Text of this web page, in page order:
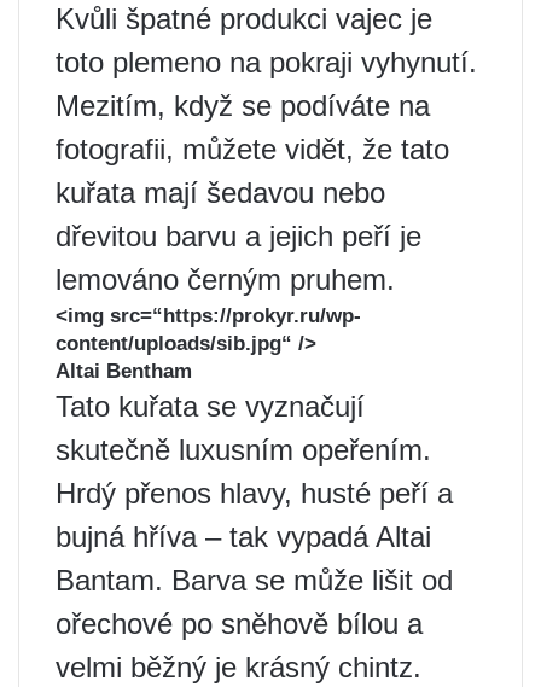
Kvůli špatné produkci vajec je
toto plemeno na pokraji vyhynutí.
Mezitím, když se podíváte na
fotografii, můžete vidět, že tato
kuřata mají šedavou nebo
dřevitou barvu a jejich peří je
lemováno černým pruhem.
<img src=“https://prokyr.ru/wp-
content/uploads/sib.jpg“ />
Altai Bentham
Tato kuřata se vyznačují
skutečně luxusním opeřením.
Hrdý přenos hlavy, husté peří a
bujná hříva – tak vypadá Altai
Bantam. Barva se může lišit od
ořechové po sněhově bílou a
velmi běžný je krásný chintz.